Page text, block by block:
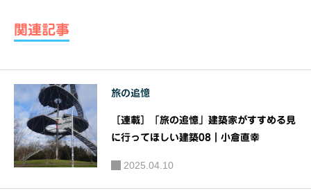
展 】
関連記事
旅の追憶
［連載］「旅の追憶」建築家がすすめる見
に行ってほしい建築08｜小倉直幸
2025.04.10